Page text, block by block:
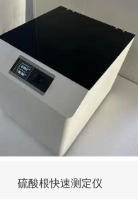
硫酸根快速测定仪